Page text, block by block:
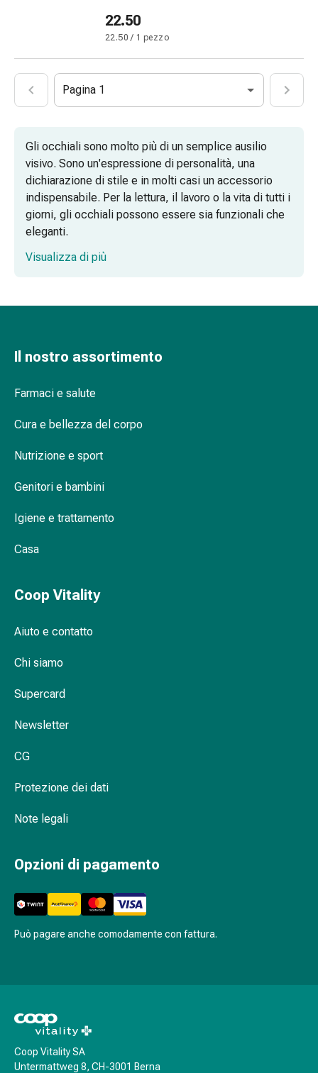
terapia
delle
Omeopatia
Schüssler
Spagirici
Antroposofico
Rene,
vescica,
prostata
Disturbi
Disturbi
e
vescica
e
Mal
testa
emicrania
articolari
Trattamento
e
calmanti
sonno
(Russare)
Tratto
respiratorio
respiratori
Infezioni
Varicella
22.50
22.50 / 1 pezzo
Pagina 1
Gli occhiali sono molto più di un semplice ausilio
visivo. Sono un'espressione di personalità, una
dichiarazione di stile e in molti casi un accessorio
indispensabile. Per la lettura, il lavoro o la vita di tutti i
giorni, gli occhiali possono essere sia funzionali che
eleganti.
Visualizza di più
Il nostro assortimento
Farmaci e salute
Cura e bellezza del corpo
Nutrizione e sport
Genitori e bambini
Igiene e trattamento
Casa
Coop Vitality
Aiuto e contatto
Chi siamo
Supercard
Newsletter
CG
Protezione dei dati
Note legali
Opzioni di pagamento
Può pagare anche comodamente con fattura.
Coop Vitality SA
Untermattweg 8, CH-3001 Berna